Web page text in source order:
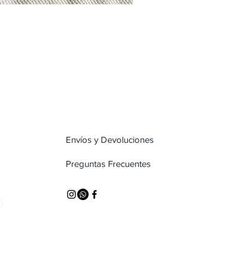
Envíos y Devoluciones
Preguntas Frecuentes